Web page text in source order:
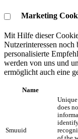
Marketing
Mit Hilfe dieser
Nutzerinteressen noch
personalisierte
werden von uns und
ermöglicht auch eine
Name
Smuuid
does